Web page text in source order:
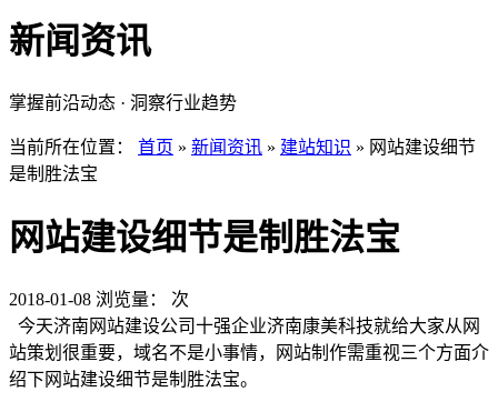
新闻资讯
掌握前沿动态 · 洞察行业趋势
当前所在位置： 首页 » 新闻资讯 » 建站知识 » 网站建设细节
是制胜法宝
网站建设细节是制胜法宝
2018-01-08 浏览量：
次
今天济南网站建设公司十强企业济南康美科技就给大家从网
站策划很重要，域名不是小事情，网站制作需重视三个方面介
绍下网站建设细节是制胜法宝。